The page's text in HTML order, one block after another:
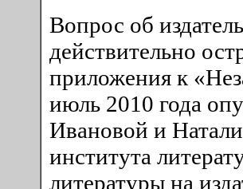
Вопрос об
действительно
приложения к
июль 2010 года
Ивановой и
института
литературы на